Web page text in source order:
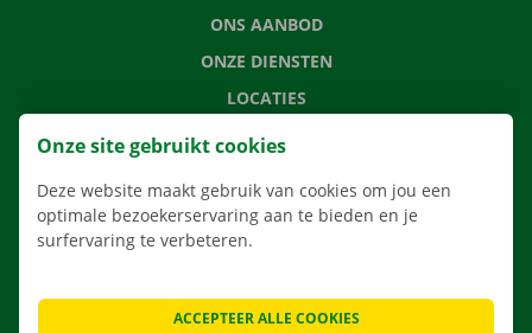
ONS AANBOD
ONZE DIENSTEN
LOCATIES
APP
VEELGESTELDE VRAGEN
Onze site gebruikt cookies
Deze website maakt gebruik van cookies om jou een
optimale bezoekerservaring aan te bieden en je
surfervaring te verbeteren.
ACCEPTEER ALLE COOKIES